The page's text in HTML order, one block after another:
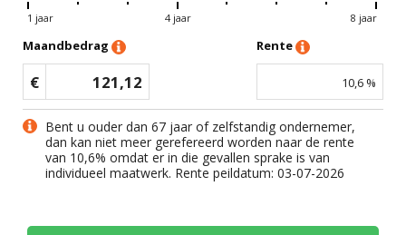
1 jaar 4 jaar 8 jaar
Maandbedrag
€ 121,12
Rente
10,6 %
Bent u ouder dan 67 jaar of zelfstandig ondernemer,
dan kan niet meer gerefereerd worden naar de rente
van 10,6% omdat er in die gevallen sprake is van
individueel maatwerk. Rente peildatum: 03-07-2026